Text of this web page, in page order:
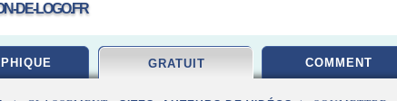
DE-LOGO.FR
GRATUIT COMMENT